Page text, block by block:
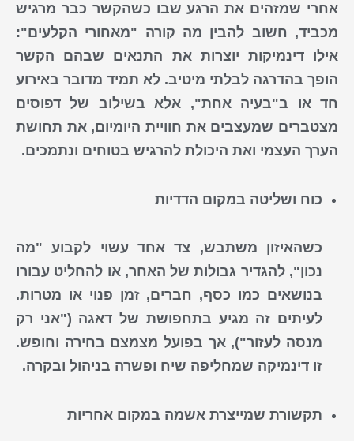
אחרי שמזהים את הרגע שבו כשהקשר כבר מרגיש
מכביד, חשוב להבין מה קורה "מאחורי הקלעים":
אילודינמיקות יוצרות את התנאים שבהם הקשר
הופך בהדרגה לבלתי מיטיב. לא תמיד מדובר באירוע
חד או ב"בעיה אחת", אלא בשילוב של דפוסים
מצטברים שמעצבים את חוויית היומיום, את תחושת
הערך העצמי ואת היכולת להרגיש בטוחים ונתמכים.
כוח ושליטה במקום הדדיות
כשהאיזון משתבש, צד אחד עשוי לקבוע "מה
נכון", להגדיר גבולות של האחר, או להחליט עבורו
בנושאים כמו כסף, חברים, זמן פנוי או מטרות.
לעיתים זה מגיע בתחפושת של דאגה ("אני רק
מנסה לעזור"), אך בפועל מצמצם בחירה וחופש.
זו דינמיקה שמחליפה שיח ופשרה בניהול ובקרה.
תקשורת שמייצרת אשמה במקום אחריות